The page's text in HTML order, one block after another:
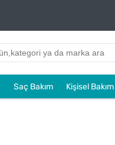
Saç Bakım Kişisel Bakım